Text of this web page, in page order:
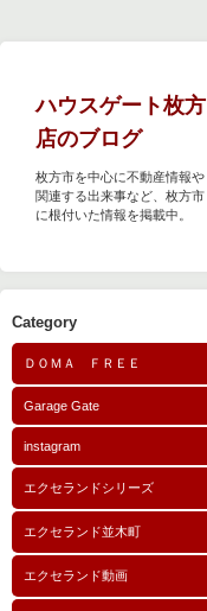
ハウスゲート枚方
店のブログ
枚方市を中心に不動産情報や
関連する出来事など、枚方市
に根付いた情報を掲載中。
Category
ＤＯＭＡ ＦＲＥＥ
Garage Gate
instagram
エクセランドシリーズ
エクセランド並木町
エクセランド動画